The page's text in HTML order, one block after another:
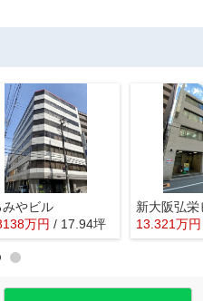
みやビル
万円 / 17.94坪
新大阪弘栄
13.321万円